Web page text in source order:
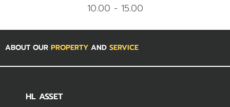
10.00 - 15.00
ABOUT OUR PROPERTY AND SERVICE
HL ASSET